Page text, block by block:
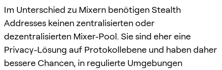
Im Unterschied zu Mixern benötigen Stealth
Addresses keinen zentralisierten oder
dezentralisierten Mixer-Pool. Sie sind eher eine
Privacy-Lösung auf Protokollebene und haben daher
bessere Chancen, in regulierte Umgebungen